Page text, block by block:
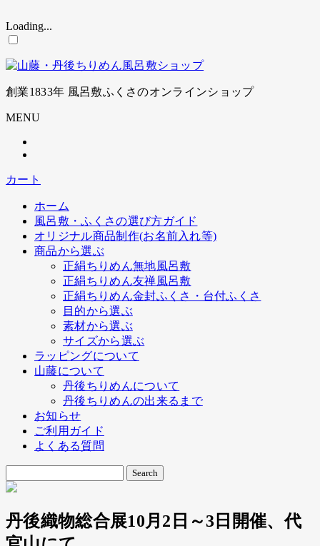
Loading...
コ
テ
ン
ツ
に
プ
創業1833年 風呂敷ふくさのオンラインショップ
MENU
カート
ホーム
風呂敷・ふくさの選び方ガイド
オリジナル商品制作(お名前入れ等)
商品から選ぶ
正絹ちりめん無地風呂敷
正絹ちりめん友禅風呂敷
正絹ちりめん金封ふくさ・台付ふくさ
目的から選ぶ
素材から選ぶ
サイズから選ぶ
ラッピングについて
山藤について
丹後ちりめんについて
丹後ちりめんの出来るまで
お知らせ
ご利用ガイド
よくある質問
丹後織物総合展10月2日～3日開催、代